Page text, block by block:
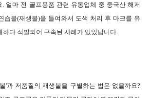
. 얼마 전 골프용품 관련 유통업체 중 중국산 해저
습볼(재생볼)을 들여와서 도색 처리 후 마크를 유
하다 적발되어 구속된 사례가 있었답니다.
'과 저품질의 재생볼을 구별하는 법은 없을까요?